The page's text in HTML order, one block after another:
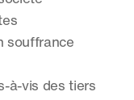
souffrance
à-vis des tiers